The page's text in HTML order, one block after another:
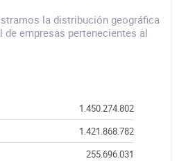
la distribución geográfica
de empresas pertenecientes al
1.450.274.802
1.421.868.782
255.696.031